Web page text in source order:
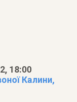
18:00
Калини,